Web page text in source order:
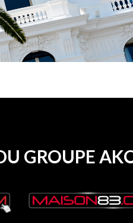
GROUPE